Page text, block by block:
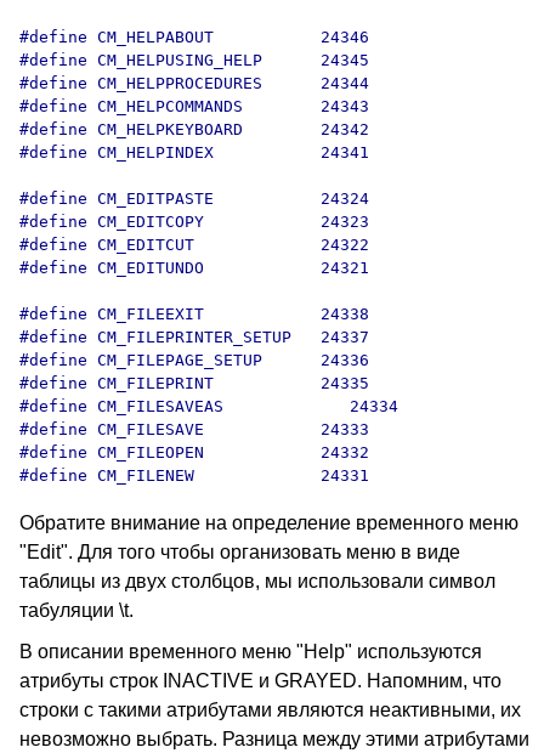
#define CM_HELPABOUT           24346
#define CM_HELPUSING_HELP      24345
#define CM_HELPPROCEDURES      24344
#define CM_HELPCOMMANDS        24343
#define CM_HELPKEYBOARD        24342
#define CM_HELPINDEX           24341
#define CM_EDITPASTE           24324
#define CM_EDITCOPY            24323
#define CM_EDITCUT             24322
#define CM_EDITUNDO            24321
#define CM_FILEEXIT            24338
#define CM_FILEPRINTER_SETUP   24337
#define CM_FILEPAGE_SETUP      24336
#define CM_FILEPRINT           24335
#define CM_FILESAVEAS             24334
#define CM_FILESAVE            24333
#define CM_FILEOPEN            24332
#define CM_FILENEW             24331
Обратите внимание на определение временного меню
"Edit". Для того чтобы организовать меню в виде
таблицы из двух столбцов, мы использовали символ
табуляции \t.
В описании временного меню "Help" используются
атрибуты строк INACTIVE и GRAYED. Напомним, что
строки с такими атрибутами являются неактивными, их
невозможно выбрать. Разница между этими атрибутами